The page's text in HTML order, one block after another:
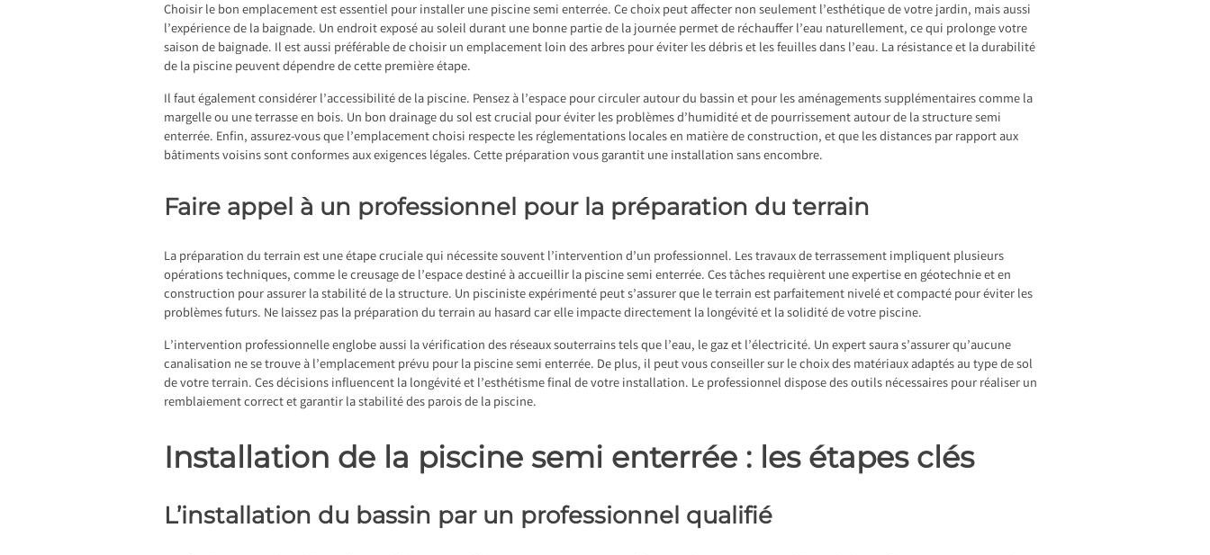
Choisir le bon emplacement est essentiel pour installer une piscine semi enterrée. Ce choix peut affecter non seulement l’esthétique de votre jardin, mais aussi
l’expérience de la baignade. Un endroit exposé au soleil durant une bonne partie de la journée permet de réchauffer l’eau naturellement, ce qui prolonge votre
saison de baignade. Il est aussi préférable de choisir un emplacement loin des arbres pour éviter les débris et les feuilles dans l’eau. La résistance et la durabilité
de la piscine peuvent dépendre de cette première étape.
Il faut également considérer l’accessibilité de la piscine. Pensez à l’espace pour circuler autour du bassin et pour les aménagements supplémentaires comme la
margelle ou une terrasse en bois. Un bon drainage du sol est crucial pour éviter les problèmes d’humidité et de pourrissement autour de la structure semi
enterrée. Enfin, assurez-vous que l’emplacement choisi respecte les réglementations locales en matière de construction, et que les distances par rapport aux
bâtiments voisins sont conformes aux exigences légales. Cette préparation vous garantit une installation sans encombre.
Faire appel à un professionnel pour la préparation du terrain
La préparation du terrain est une étape cruciale qui nécessite souvent l’intervention d’un professionnel. Les travaux de terrassement impliquent plusieurs
opérations techniques, comme le creusage de l’espace destiné à accueillir la piscine semi enterrée. Ces tâches requièrent une expertise en géotechnie et en
construction pour assurer la stabilité de la structure. Un pisciniste expérimenté peut s’assurer que le terrain est parfaitement nivelé et compacté pour éviter les
problèmes futurs. Ne laissez pas la préparation du terrain au hasard car elle impacte directement la longévité et la solidité de votre piscine.
L’intervention professionnelle englobe aussi la vérification des réseaux souterrains tels que l’eau, le gaz et l’électricité. Un expert saura s’assurer qu’aucune
canalisation ne se trouve à l’emplacement prévu pour la piscine semi enterrée. De plus, il peut vous conseiller sur le choix des matériaux adaptés au type de sol
de votre terrain. Ces décisions influencent la longévité et l’esthétisme final de votre installation. Le professionnel dispose des outils nécessaires pour réaliser un
remblaiement correct et garantir la stabilité des parois de la piscine.
Installation de la piscine semi enterrée : les étapes clés
L’installation du bassin par un professionnel qualifié